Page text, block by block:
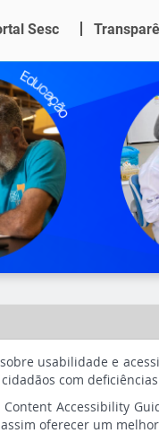
Sesc
usabilidade e
com
Accessibility
oferecer um